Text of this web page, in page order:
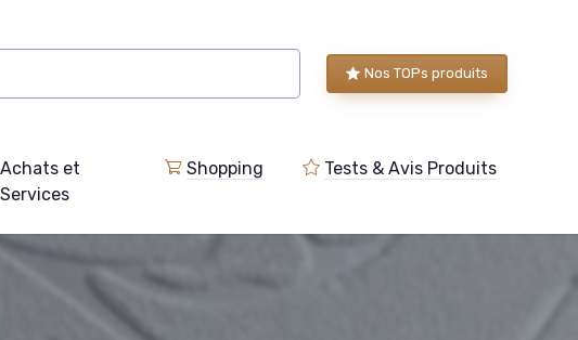
Nos TOPs produits
Achats et
Services
Shopping Tests & Avis Produits